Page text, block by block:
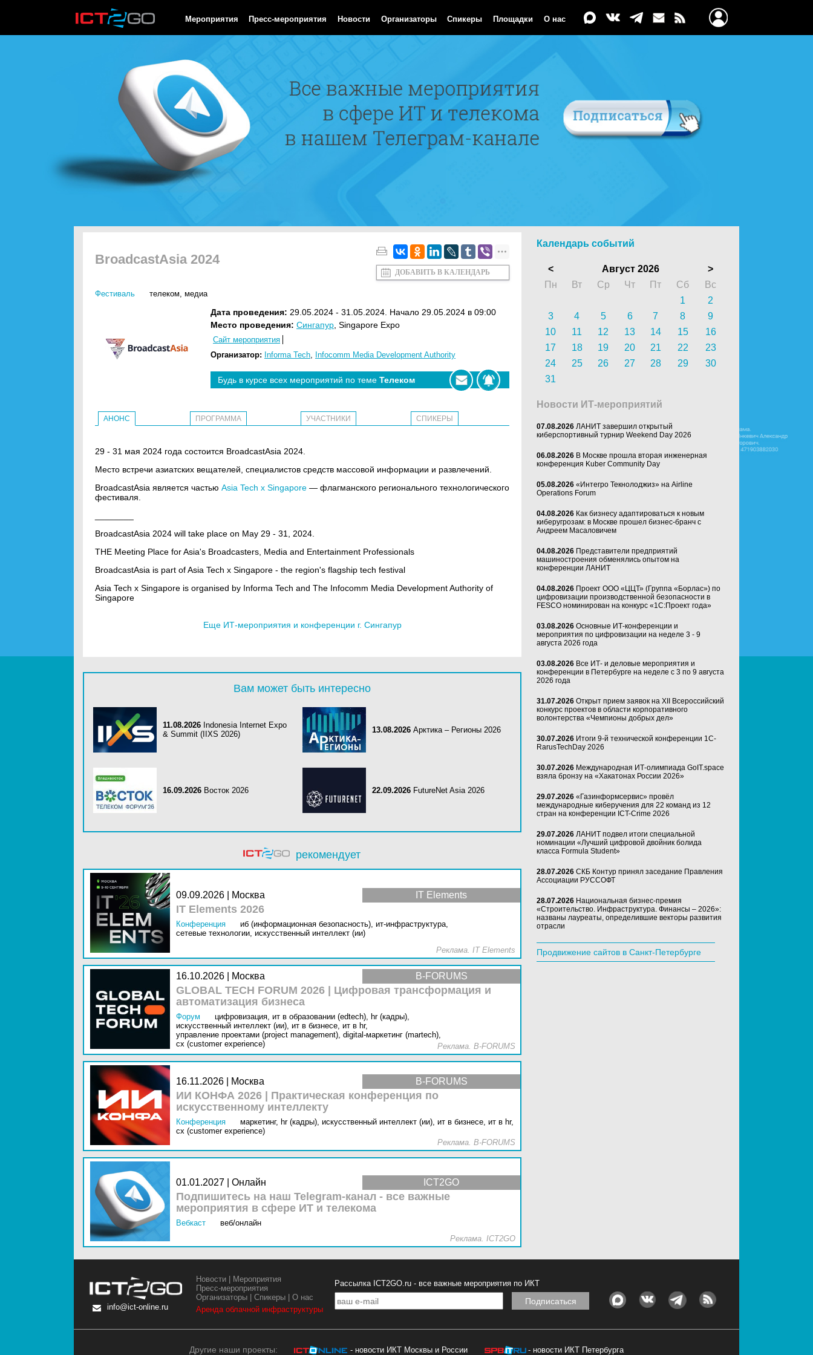
Мероприятия Пресс-мероприятия Новости Организаторы Спикеры Площадки О нас
BroadcastAsia 2024
ДОБАВИТЬ В КАЛЕНДАРЬ
Фестиваль телеком, медиа
Дата проведения: 29.05.2024 - 31.05.2024. Начало 29.05.2024 в 09:00
Место проведения: Сингапур , Singapore Expo
Сайт мероприятия
Организатор: Informa Tech, Infocomm Media Development Authority
Будь в курсе всех мероприятий по теме Телеком
АНОНС ПРОГРАММА УЧАСТНИКИ СПИКЕРЫ
29 - 31 мая 2024 года состоится BroadcastAsia 2024.
Место встречи азиатских вещателей, специалистов средств массовой информации и развлечений.
BroadcastAsia является частью Asia Tech x Singapore — флагманского регионального технологического
фестиваля.
BroadcastAsia 2024 will take place on May 29 - 31, 2024.
THE Meeting Place for Asia's Broadcasters, Media and Entertainment Professionals
BroadcastAsia is part of Asia Tech x Singapore - the region's flagship tech festival
Asia Tech x Singapore is organised by Informa Tech and The Infocomm Media Development Authority of
Singapore
Еще ИТ-мероприятия и конференции г. Сингапур
Вам может быть интересно
11.08.2026 Indonesia Internet Expo
& Summit (IIXS 2026)
13.08.2026 Арктика – Регионы 2026
16.09.2026 Восток 2026 22.09.2026 FutureNet Asia 2026
рекомендует
IT Elements
09.09.2026 | Москва
IT Elements 2026
Конференция иб (информационная безопасность), ит-инфраструктура,
сетевые технологии, искусственный интеллект (ии)
Реклама. IT Elements
B-FORUMS
16.10.2026 | Москва
GLOBAL TECH FORUM 2026 | Цифровая трансформация и
автоматизация бизнеса
Форум цифровизация, ит в образовании (edtech), hr (кадры),
искусственный интеллект (ии), ит в бизнесе, ит в hr,
управление проектами (project management), digital-маркетинг (martech),
cx (customer experience)
Реклама. B-FORUMS
B-FORUMS
16.11.2026 | Москва
ИИ КОНФА 2026 | Практическая конференция по
искусственному интеллекту
Конференция маркетинг, hr (кадры), искусственный интеллект (ии), ит в бизнесе, ит в hr,
cx (customer experience)
Реклама. B-FORUMS
ICT2GO
01.01.2027 | Онлайн
Подпишитесь на наш Telegram-канал - все важные
мероприятия в сфере ИТ и телекома
Вебкаст
веб/онлайн
Реклама. ICT2GO
Календарь событий
< Август 2026
>
Пн
Вт Ср Чт Пт Сб
Вс
1
2
3
4 5 6 7 8
9
10
11 12 13 14 15
16
17
18 19 20 21 22
23
24
25 26 27 28 29
30
31
Новости ИТ-мероприятий
07.08.2026 ЛАНИТ завершил открытый
киберспортивный турнир Weekend Day 2026
06.08.2026 В Москве прошла вторая инженерная
конференция Kuber Community Day
05.08.2026 «Интегро Текнолоджиз» на Airline
Operations Forum
04.08.2026 Как бизнесу адаптироваться к новым
киберугрозам: в Москве прошел бизнес-бранч с
Андреем Масаловичем
04.08.2026 Представители предприятий
машиностроения обменялись опытом на
конференции ЛАНИТ
04.08.2026 Проект ООО «ЦЦТ» (Группа «Борлас») по
цифровизации производственной безопасности в
FESCO номинирован на конкурс «1С:Проект года»
03.08.2026 Основные ИТ-конференции и
мероприятия по цифровизации на неделе 3 - 9
августа 2026 года
03.08.2026 Все ИТ- и деловые мероприятия и
конференции в Петербурге на неделе с 3 по 9 августа
2026 года
31.07.2026 Открыт прием заявок на XII Всероссийский
конкурс проектов в области корпоративного
волонтерства «Чемпионы добрых дел»
30.07.2026 Итоги 9-й технической конференции 1C-
RarusTechDay 2026
30.07.2026 Международная ИТ-олимпиада GoIT.space
взяла бронзу на «Хакатонах России 2026»
29.07.2026 «Газинформсервис» провёл
международные киберучения для 22 команд из 12
стран на конференции ICT-Crime 2026
29.07.2026 ЛАНИТ подвел итоги специальной
номинации «Лучший цифровой двойник болида
класса Formula Student»
28.07.2026 СКБ Контур принял заседание Правления
Ассоциации РУССОФТ
28.07.2026 Национальная бизнес-премия
«Строительство. Инфраструктура. Финансы – 2026»:
названы лауреаты, определившие векторы развития
отрасли
Продвижение сайтов в Санкт-Петербурге
info@ict-online.ru
Новости
Мероприятия
Пресс-мероприятия
Организаторы |Спикеры |О нас
Аренда облачной инфраструктуры
Рассылка ICT2GO.ru - все важные мероприятия по ИКТ
Другие наши проекты: - новости ИКТ Москвы и России - новости ИКТ Петербурга